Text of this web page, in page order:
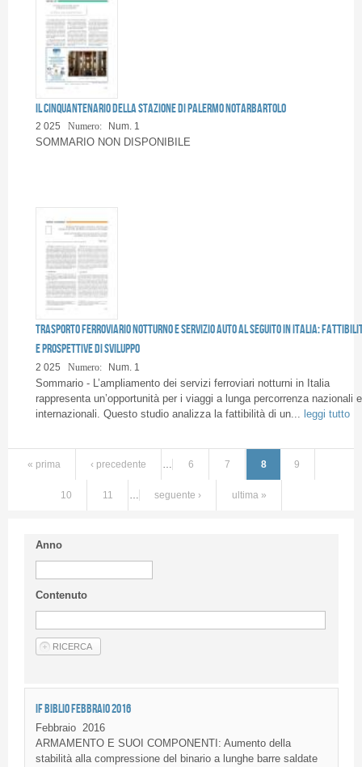
Il cinquantenario della stazione di Palermo Notarbartolo
2 025 Numero: Num. 1
SOMMARIO NON DISPONIBILE
Trasporto ferroviario notturno e servizio auto al seguito in Italia:
e prospettive di sviluppo
2 025 Numero: Num. 1
Sommario - L’ampliamento dei servizi ferroviari notturni in Italia
rappresenta un’opportunità per i viaggi a lunga percorrenza nazionali e
internazionali. Questo studio analizza la fattibilità di un... leggi tutto
« prima ‹ precedente … 6 7 8 9
10 11 … seguente › ultima »
Anno
Contenuto
IF BIBLIO FEBBRAIO 2016
Febbraio 2016
ARMAMENTO E SUOI COMPONENTI: Aumento della
stabilità alla compressione del binario a lunghe barre saldate